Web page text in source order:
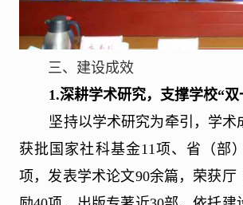
三、建设成效
1.深耕学术研究，支撑学校“
坚持以学术研究为牵引，学术
获批国家社科基金11项、省（部
项，发表学术论文90余篇，荣获厅